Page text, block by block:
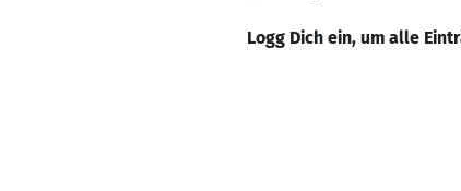
Logg Dich ein, um alle